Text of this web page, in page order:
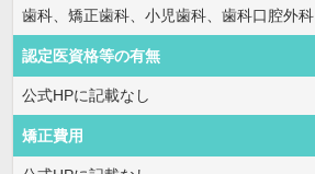
歯科、矯正歯科、小児歯科、歯科口腔外科
認定医資格等の有無
公式HPに記載なし
矯正費用